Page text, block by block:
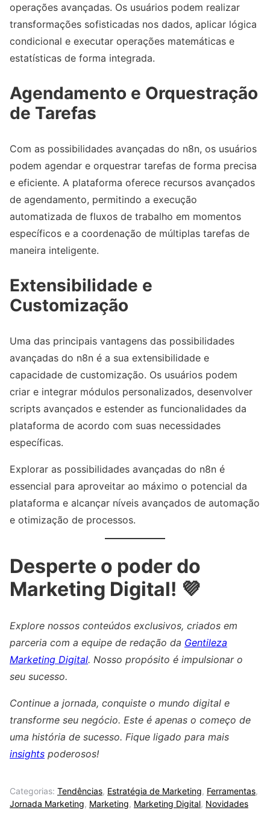
operações avançadas. Os usuários podem realizar
transformações sofisticadas nos dados, aplicar lógica
condicional e executar operações matemáticas e
estatísticas de forma integrada.
Agendamento e Orquestração
de Tarefas
Com as possibilidades avançadas do n8n, os usuários
podem agendar e orquestrar tarefas de forma precisa
e eficiente. A plataforma oferece recursos avançados
de agendamento, permitindo a execução
automatizada de fluxos de trabalho em momentos
específicos e a coordenação de múltiplas tarefas de
maneira inteligente.
Extensibilidade e
Customização
Uma das principais vantagens das possibilidades
avançadas do n8n é a sua extensibilidade e
capacidade de customização. Os usuários podem
criar e integrar módulos personalizados, desenvolver
scripts avançados e estender as funcionalidades da
plataforma de acordo com suas necessidades
específicas.
Explorar as possibilidades avançadas do n8n é
essencial para aproveitar ao máximo o potencial da
plataforma e alcançar níveis avançados de automação
e otimização de processos.
Desperte o poder do
Marketing Digital! 💜
Explore nossos conteúdos exclusivos, criados em
parceria com a equipe de redação da Gentileza
Marketing Digital. Nosso propósito é impulsionar o
seu sucesso.
Continue a jornada, conquiste o mundo digital e
transforme seu negócio. Este é apenas o começo de
uma história de sucesso. Fique ligado para mais
insights poderosos!
Categorias: Tendências, Estratégia de Marketing, Ferramentas,
Jornada Marketing, Marketing, Marketing Digital, Novidades